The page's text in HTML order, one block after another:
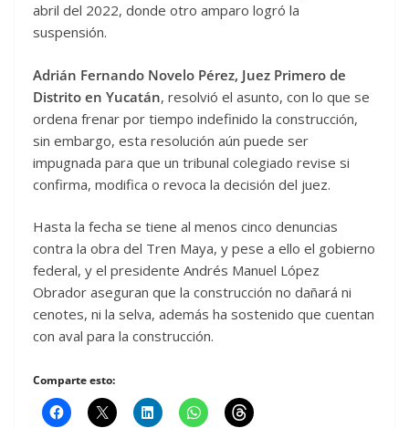
abril del 2022, donde otro amparo logró la
suspensión.
Adrián Fernando Novelo Pérez, Juez Primero de
Distrito en Yucatán, resolvió el asunto, con lo que se
ordena frenar por tiempo indefinido la construcción,
sin embargo, esta resolución aún puede ser
impugnada para que un tribunal colegiado revise si
confirma, modifica o revoca la decisión del juez.
Hasta la fecha se tiene al menos cinco denuncias
contra la obra del Tren Maya, y pese a ello el gobierno
federal, y el presidente Andrés Manuel López
Obrador aseguran que la construcción no dañará ni
cenotes, ni la selva, además ha sostenido que cuentan
con aval para la construcción.
Comparte esto: